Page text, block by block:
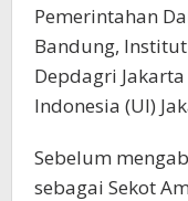
Pemerintahan
Bandung,
Depdagri
Indonesia (UI)
Sebelum
sebagai Sekot